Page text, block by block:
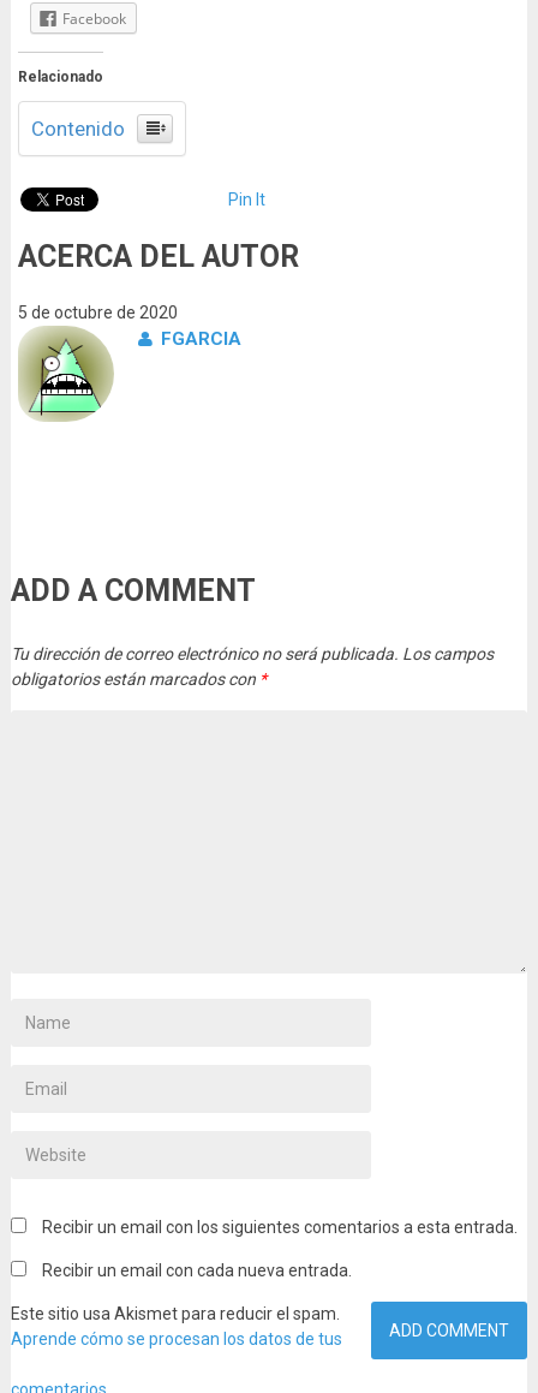
Facebook
Relacionado
Contenido
Pin It
ACERCA DEL AUTOR
5 de octubre de 2020
FGARCIA
ADD A COMMENT
Tu dirección de correo electrónico no será publicada. Los campos
obligatorios están marcados con *
Recibir un email con los siguientes comentarios a esta entrada.
Recibir un email con cada nueva entrada.
Este sitio usa Akismet para reducir el spam.
Aprende cómo se procesan los datos de tus
comentarios